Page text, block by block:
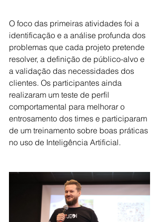
O foco das primeiras atividades foi a
identificação e a análise profunda dos
problemas que cada projeto pretende
resolver, a definição de público-alvo e
a validação das necessidades dos
clientes. Os participantes ainda
realizaram um teste de perfil
comportamental para melhorar o
entrosamento dos times e participaram
de um treinamento sobre boas práticas
no uso de Inteligência Artificial.